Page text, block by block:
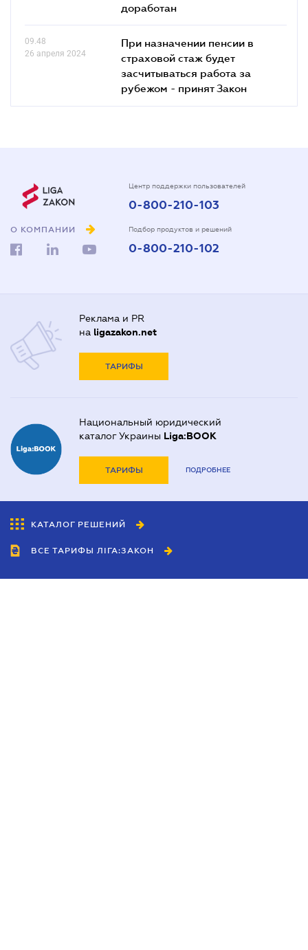
доработан
09.48
26 апреля 2024
При назначении пенсии в
страховой стаж будет
засчитываться работа за
рубежом - принят Закон
О КОМПАНИИ
Центр поддержки пользователей
0-800-210-103
Подбор продуктов и решений
0-800-210-102
Реклама и PR
на ligazakon.net
ТАРИФЫ
Национальный юридический
каталог Украины Liga:BOOK
ТАРИФЫ ПОДРОБНЕЕ
КАТАЛОГ РЕШЕНИЙ
ВСЕ ТАРИФЫ ЛІГА:ЗАКОН